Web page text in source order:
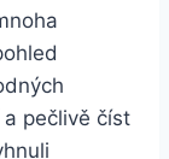
pečlivě číst